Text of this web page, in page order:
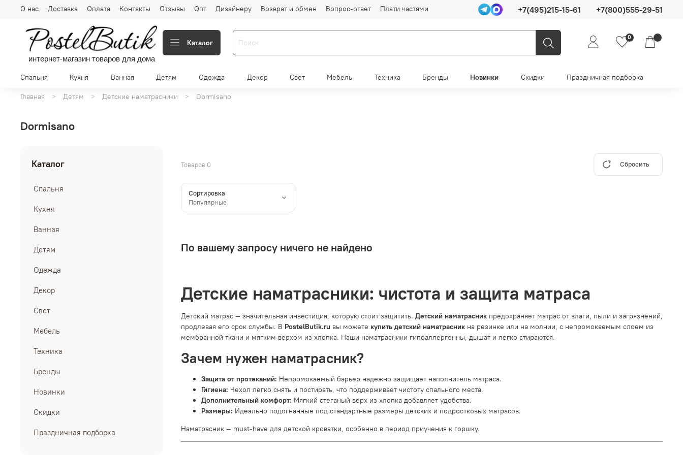
О нас Доставка Оплата Контакты Отзывы Опт Дизайнеру Возврат и обмен Вопрос-ответ Плати частями +7(495)215-15-61 +7(800)555-29-51
интернет-магазин товаров для дома
Каталог
0
Спальня Кухня Ванная Детям Одежда Декор Свет Мебель Техника Бренды Новинки Скидки Праздничная подборка
Главная Детям Детские наматрасники Dormisano
Dormisano
Товаров 0 Сбросить
Сортировка
По вашему запросу ничего не найдено
Детские наматрасники: чистота и защита матраса
Детский матрас — значительная инвестиция, которую стоит защитить. Детский наматрасникпредохраняет матрас от влаги, пыли и загрязнений,
продлевая его срок службы. В PostelButik.ru вы можете купить детский наматрасникна резинке или на молнии, с непромокаемым слоем из
мембранной ткани и мягким верхом из хлопка. Наши наматрасники гипоаллергенны, дышат и легко стираются.
Зачем нужен наматрасник?
Защита от протеканий: Непромокаемый барьер надежно защищает наполнитель матраса.
Гигиена: Чехол легко снять и постирать, что поддерживает чистоту спального места.
Дополнительный комфорт: Мягкий стеганый верх из хлопка добавляет удобства.
Размеры: Идеально подогнанные под стандартные размеры детских и подростковых матрасов.
Наматрасник — must-have для детской кроватки, особенно в период приучения к горшку.
Каталог
Спальня
Кухня
Ванная
Детям
Одежда
Декор
Свет
Мебель
Техника
Бренды
Новинки
Скидки
Праздничная подборка